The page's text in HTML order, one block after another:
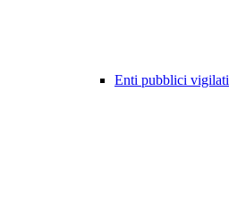
Enti pubblici vigilati